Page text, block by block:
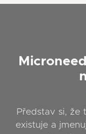
Představ si, že
existuje a